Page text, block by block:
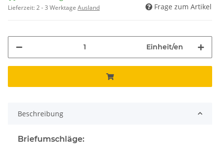
Lieferzeit:2 - 3 Werktage Ausland Frage zum Artikel
Einheit/en
Beschreibung
Briefumschläge: